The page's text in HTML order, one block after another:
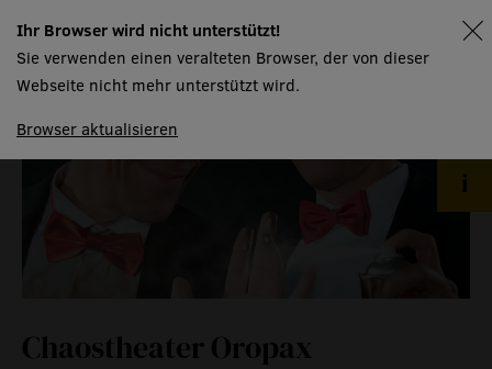
spielplan
meilensteine
historische medienberichte
Chaostheater Oropax
Ihr Browser wird nicht unterstützt!
Sie verwenden einen veralteten Browser, der von dieser
Webseite nicht mehr unterstützt wird.
Browser aktualisieren